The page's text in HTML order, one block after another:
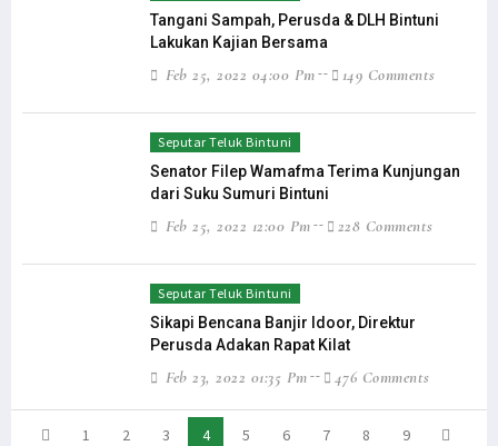
Tangani Sampah, Perusda & DLH Bintuni
Lakukan Kajian Bersama
Feb 25, 2022 04:00 Pm 149 Comments
Seputar Teluk Bintuni
Senator Filep Wamafma Terima Kunjungan
dari Suku Sumuri Bintuni
Feb 25, 2022 12:00 Pm 228 Comments
Seputar Teluk Bintuni
Sikapi Bencana Banjir Idoor, Direktur
Perusda Adakan Rapat Kilat
Feb 23, 2022 01:35 Pm 476 Comments
1 2 3 4 5 6 7 8 9